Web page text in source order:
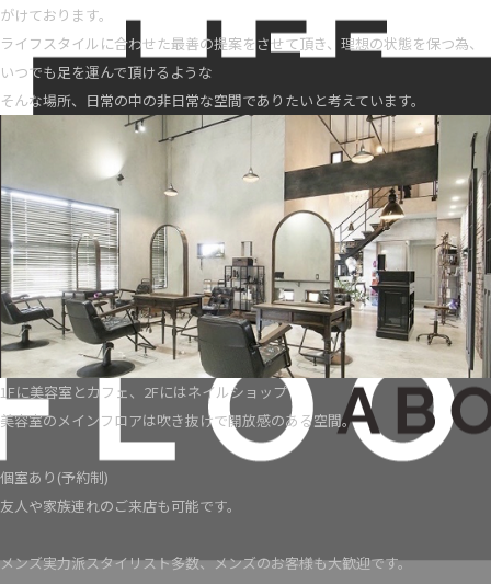
がけております。
ライフスタイルに合わせた最善の提案をさせて頂き、理想の状態を保つ為、
いつでも足を運んで頂けるような
そんな場所、日常の中の非日常な空間でありたいと考えています。
1Fに美容室とカフェ、2Fにはネイルショップ
美容室のメインフロアは吹き抜けで開放感のある空間。
個室あり(予約制)
友人や家族連れのご来店も可能です。
メンズ実力派スタイリスト多数、メンズのお客様も大歓迎です。